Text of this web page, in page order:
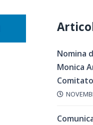
Nomina
Monica